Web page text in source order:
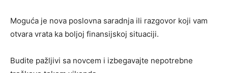
Moguća je nova poslovna saradnja ili razgovor koji vam
otvara vrata ka boljoj finansijskoj situaciji.
Budite pažljivi sa novcem i izbegavajte nepotrebne